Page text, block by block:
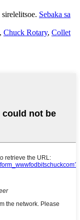
Sebaka sa
, Chuck Rotary, Collet